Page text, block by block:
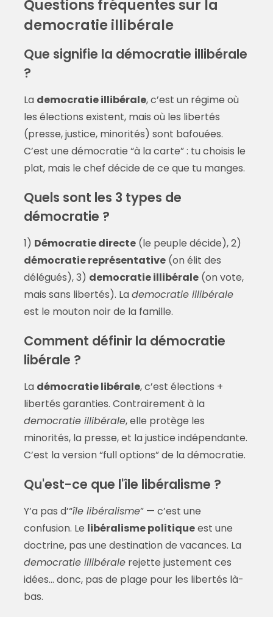
Questions fréquentes sur la
democratie illibérale
Que signifie la démocratie illibérale
?
La democratie illibérale, c’est un régime où
les élections existent, mais où les libertés
(presse, justice, minorités) sont bafouées.
C’est une démocratie “à la carte” : tu choisis le
plat, mais le chef décide de ce que tu manges.
Quels sont les 3 types de
démocratie ?
1) Démocratie directe(le peuple décide), 2)
démocratie représentative(on élit des
délégués), 3) democratie illibérale(on vote,
mais sans libertés). Lademocratie illibérale
est le mouton noir de la famille.
Comment définir la démocratie
libérale ?
La démocratie libérale, c’est élections +
libertés garanties. Contrairement à la
democratie illibérale, elle protège les
minorités, la presse, et la justice indépendante.
C’est la version “full options” de la démocratie.
Qu'est-ce que l'île libéralisme ?
Y’a pas d’“île libéralisme” — c’est une
confusion. Le libéralisme politiqueest une
doctrine, pas une destination de vacances. La
democratie illibéralerejette justement ces
idées… donc, pas de plage pour les libertés là-
bas.